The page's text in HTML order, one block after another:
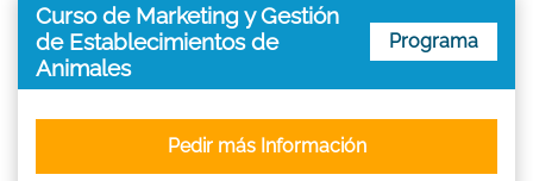
Curso de Marketing y Gestión
de Establecimientos de
Animales
Programa
Pedir más Información